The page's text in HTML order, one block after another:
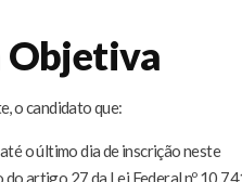
Objetiva
o candidato que:
o último dia de inscrição neste
artigo 27 da Lei Federal nº